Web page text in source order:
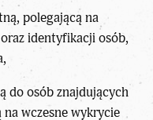
polegającą na
identyfikacji osób,
do osób znajdujących
wczesne wykrycie